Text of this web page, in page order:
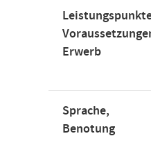
Erwerb
Sprache,
Benotung